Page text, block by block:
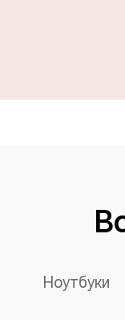
Ноутбуки